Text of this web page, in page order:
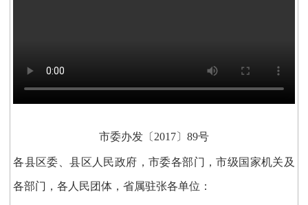
市委办发〔2017〕89号
各县区委、县区人民政府，市委各部门，市级国家机关及
各部门，各人民团体，省属驻张各单位：